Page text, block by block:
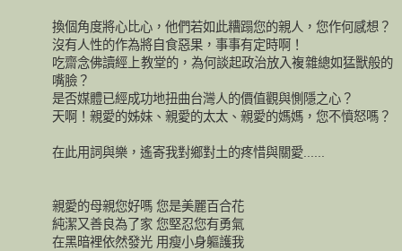
換個角度將心比心，他們若如此糟蹋您的親人，您作何感想？
沒有人性的作為將自食惡果，事事有定時啊！
吃齋念佛讀經上教堂的，為何談起政治放入複雜總如猛獸般的
嘴臉？
是否媒體已經成功地扭曲台灣人的價值觀與惻隱之心？
天啊！親愛的姊妹、親愛的太太、親愛的媽媽，您不憤怒嗎？
在此用詞與樂，遙寄我對鄉對土的疼惜與關愛......
親愛的母親您好嗎 您是美麗百合花
純潔又善良為了家 您堅忍您有勇氣
在黑暗裡依然發光 用瘦小身軀護我